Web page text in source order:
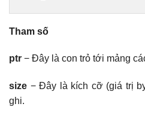
Tham số
ptr − Đây là con trỏ tới mảng
size − Đây là kích cỡ (giá trị
ghi.